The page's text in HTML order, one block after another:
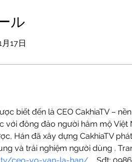
ル
17日
biết đến là CEO CakhiaTV –
với đông đảo người hâm mộ
Hán đã xây dựng CakhiaTV
và trải nghiệm người dùng .